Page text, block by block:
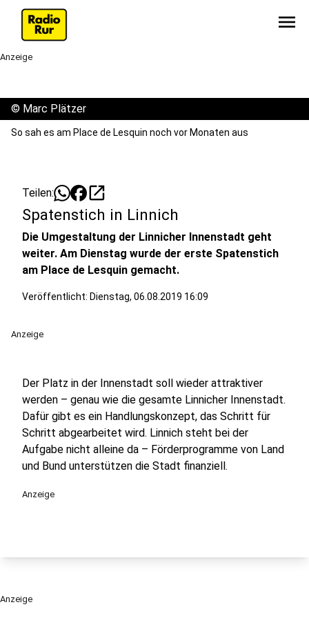
menu
Anzeige
© Marc Plätzer
So sah es am Place de Lesquin noch vor Monaten aus
Teilen: open_in_new
Spatenstich in Linnich
Die Umgestaltung der Linnicher Innenstadt geht
weiter. Am Dienstag wurde der erste Spatenstich
am Place de Lesquin gemacht.
Veröffentlicht: Dienstag, 06.08.2019 16:09
Anzeige
Der Platz in der Innenstadt soll wieder attraktiver
werden – genau wie die gesamte Linnicher Innenstadt.
Dafür gibt es ein Handlungskonzept, das Schritt für
Schritt abgearbeitet wird. Linnich steht bei der
Aufgabe nicht alleine da – Förderprogramme von Land
und Bund unterstützen die Stadt finanziell.
Anzeige
Anzeige